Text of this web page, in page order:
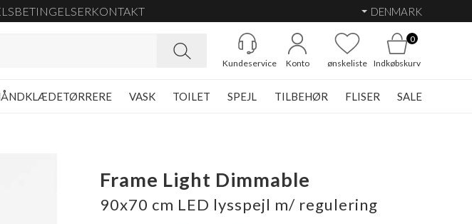
KONTAKT DENMARK
Kundeservice Konto ønskeliste
0
Indkøbskurv
VASK TOILET SPEJL TILBEHØR FLISER SALE
Frame Light Dimmable
90x70 cm LED lysspejl m/ regulering